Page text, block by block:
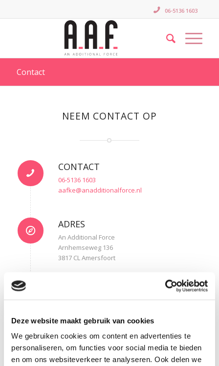
Deze website maakt gebruik van cookies
We gebruiken cookies om content en advertenties te
personaliseren, om functies voor social media te bieden
en om ons websiteverkeer te analyseren. Ook delen we
06-5136 1603
Contact
NEEM CONTACT OP
CONTACT
06-5136 1603
aafke@anadditionalforce.nl
ADRES
An Additional Force
Arnhemseweg 136
3817 CL Amersfoort